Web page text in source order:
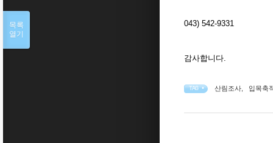
043) 542-9331
감사합니다.
TAG • 산림조사 입목축
목록
열기